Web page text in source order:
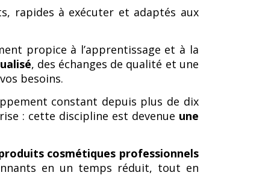
rapides à exécuter et adaptés aux
propice à l’apprentissage et à la
, des échanges de qualité et une
besoins.
constant depuis plus de dix
: cette discipline est devenue une
cosmétiques professionnels
en un temps réduit, tout en